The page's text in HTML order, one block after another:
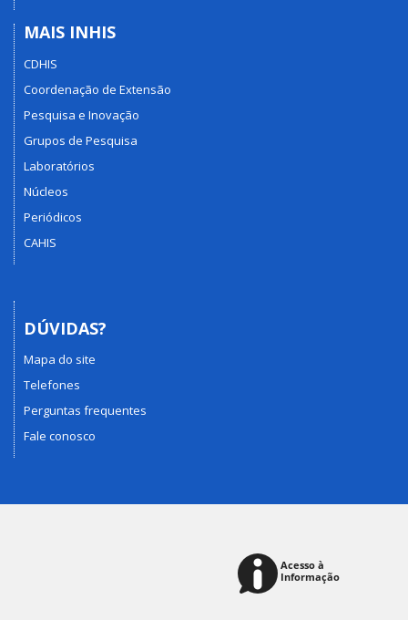
MAIS INHIS
CDHIS
Coordenação de Extensão
Pesquisa e Inovação
Grupos de Pesquisa
Laboratórios
Núcleos
Periódicos
CAHIS
DÚVIDAS?
Mapa do site
Telefones
Perguntas frequentes
Fale conosco